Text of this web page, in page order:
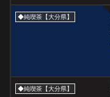
◆純喫茶【大分県】
◆純喫茶【大分県】